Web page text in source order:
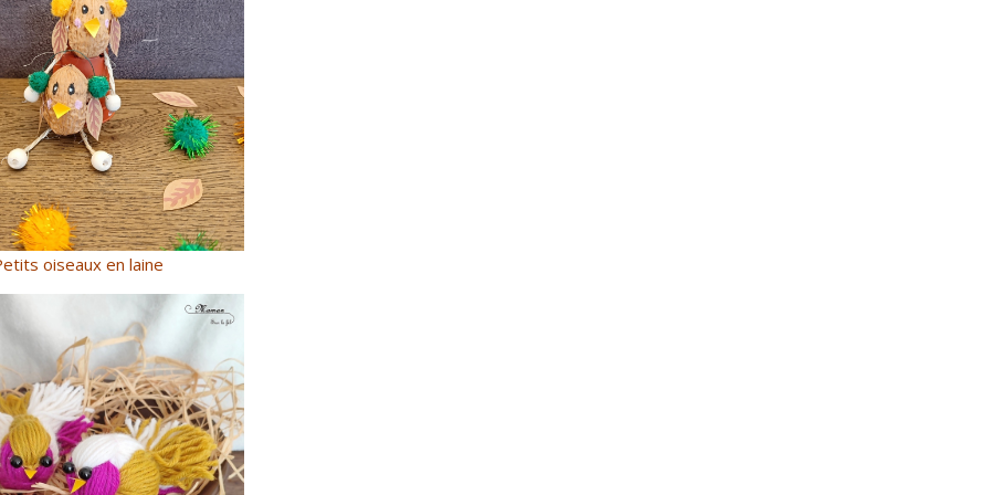
oiseaux en laine